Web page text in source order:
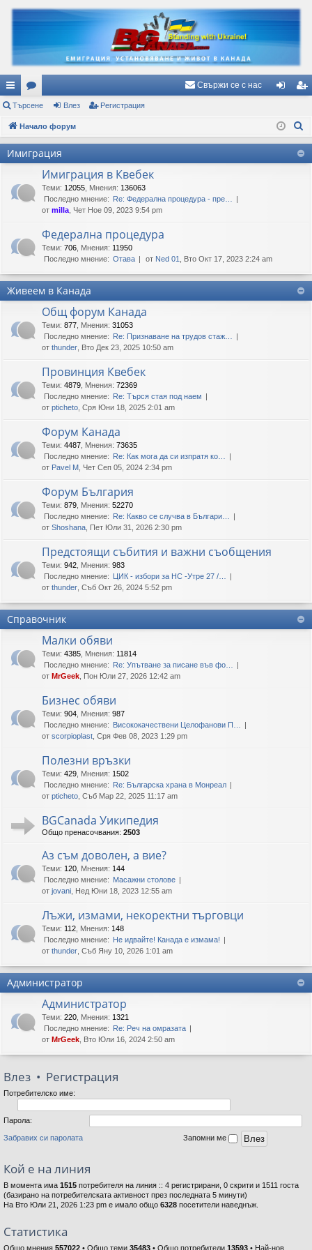
ъ
рз
и
ъз
ор
ум
Свържи се с нас
з ис
тр
Търсене Влез Регистрация
Начало форум
Имиграция
Имиграция в Квебек
Теми: 12055 Мнения: 136063
Последно мнение: Re: Федерална процедура - пре…
от milla , Чет Ное 09, 2023 9:54 pm
Федерална процедура
Теми: 706 Мнения: 11950
Последно мнение: Отава от Ned 01 , Вто Окт 17, 2023 2:24 am
Живеем в Канада
Общ форум Канада
Теми: 877 Мнения: 31053
Последно мнение: Re: Признаване на трудов стаж…
от thunder , Вто Дек 23, 2025 10:50 am
Провинция Квебек
Теми: 4879 Мнения: 72369
Последно мнение: Re: Търся стая под наем
от pticheto , Сря Юни 18, 2025 2:01 am
Форум Канада
Теми: 4487 Мнения: 73635
Последно мнение: Re: Как мога да си изпратя ко…
от Pavel M , Чет Сеп 05, 2024 2:34 pm
Форум България
Теми: 879 Мнения: 52270
Последно мнение: Re: Какво се случва в Българи…
от Shoshana , Пет Юли 31, 2026 2:30 pm
Предстоящи събития и важни съобщения
Теми: 942 Мнения: 983
Последно мнение: ЦИК - избори за НС -Утре 27 /…
от thunder , Съб Окт 26, 2024 5:52 pm
Справочник
Малки обяви
Теми: 4385 Мнения: 11814
Последно мнение: Re: Упътване за писане във фо…
от MrGeek , Пон Юли 27, 2026 12:42 am
Бизнес обяви
Теми: 904 Мнения: 987
Последно мнение: Висококачествени Целофанови П…
от scorpioplast , Сря Фев 08, 2023 1:29 pm
Полезни връзки
Теми: 429 Мнения: 1502
Последно мнение: Re: Българска храна в Монреал
от pticheto , Съб Мар 22, 2025 11:17 am
BGCanada Уикипедия
Общо пренасочвания: 2503
Аз съм доволен, а вие?
Теми: 120 Мнения: 144
Последно мнение: Масажни столове
от jovani , Нед Юни 18, 2023 12:55 am
Лъжи, измами, некоректни търговци
Теми: 112 Мнения: 148
Последно мнение: Не идвайте! Канада е измама!
от thunder , Съб Яну 10, 2026 1:01 am
Администратор
Администратор
Теми: 220 Мнения: 1321
Последно мнение: Re: Реч на омразата
от MrGeek , Вто Юли 16, 2024 2:50 am
Влез • Регистрация
Потребителско име:
Парола:
Забравих си паролата Запомни ме
Кой е на линия
В момента има 1515 потребителя на линия :: 4 регистрирани, 0 скрити и 1511 госта
(базирано на потребителската активност през последната 5 минути)
На Вто Юли 21, 2026 1:23 pm е имало общо 6328 посетители наведнъж.
Статистика
Общо мнения 557022 • Общо теми 35483 • Общо потребители 13593 • Най-нов